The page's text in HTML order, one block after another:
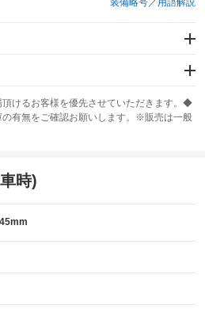
装備略号／用語解説
イド
ABS
頂けるお客様を優先させていただきます。◆
有無をご確認お願いします。※販売は一般
時)